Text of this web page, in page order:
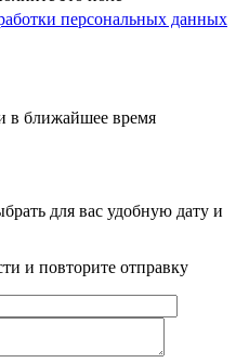
персональных данных
в ближайшее время
для вас удобную дату и
и повторите отправку